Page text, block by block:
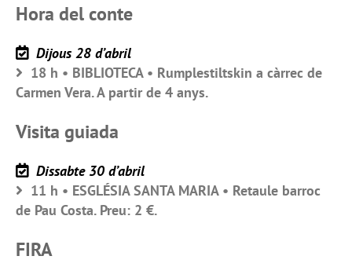
Hora del conte
Dijous 28 d’abril
18 h • BIBLIOTECA • Rumplestiltskin a càrrec de
Carmen Vera. A partir de 4 anys.
Visita guiada
Dissabte 30 d’abril
11 h • ESGLÉSIA SANTA MARIA • Retaule barroc
de Pau Costa. Preu: 2 €.
FIRA